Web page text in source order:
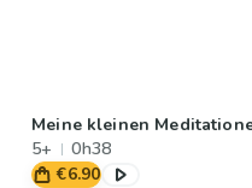
Meine kleinen
5+
0h38
€6.90